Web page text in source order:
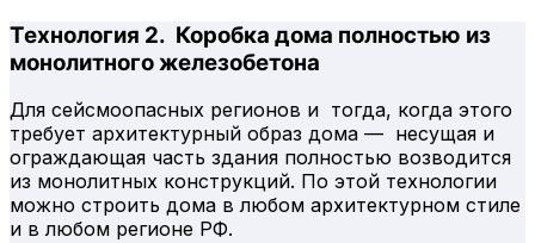
Технология 2. Коробка дома полностью из
монолитного железобетона
Для сейсмоопасных регионов и тогда, когда этого
требует архитектурный образ дома — несущая и
ограждающая часть здания полностью возводится
из монолитных конструкций. По этой технологии
можно строить дома в любом архитектурном стиле
и в любом регионе РФ.